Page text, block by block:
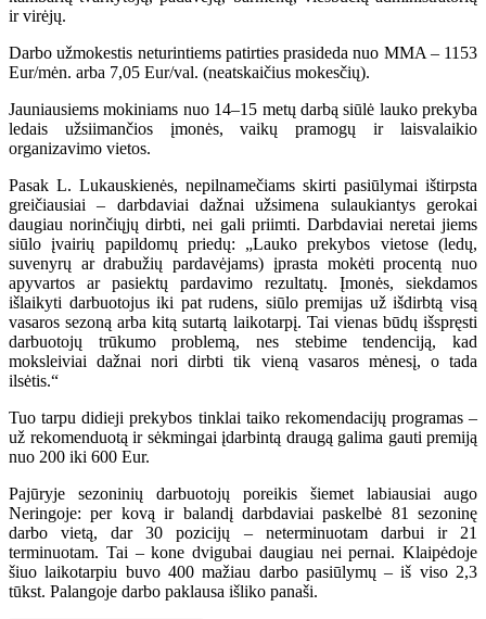
ir virėjų.
Darbo užmokestis neturintiems patirties prasideda nuo MMA – 1153
Eur/mėn. arba 7,05 Eur/val. (neatskaičius mokesčių).
Jauniausiems mokiniams nuo 14–15 metų darbą siūlė lauko prekyba
ledais užsiimančios įmonės, vaikų pramogų ir laisvalaikio
organizavimo vietos.
Pasak L. Lukauskienės, nepilnamečiams skirti pasiūlymai ištirpsta
greičiausiai – darbdaviai dažnai užsimena sulaukiantys gerokai
daugiau norinčiųjų dirbti, nei gali priimti. Darbdaviai neretai jiems
siūlo įvairių papildomų priedų: „Lauko prekybos vietose (ledų,
suvenyrų ar drabužių pardavėjams) įprasta mokėti procentą nuo
apyvartos ar pasiektų pardavimo rezultatų. Įmonės, siekdamos
išlaikyti darbuotojus iki pat rudens, siūlo premijas už išdirbtą visą
vasaros sezoną arba kitą sutartą laikotarpį. Tai vienas būdų išspręsti
darbuotojų trūkumo problemą, nes stebime tendenciją, kad
moksleiviai dažnai nori dirbti tik vieną vasaros mėnesį, o tada
ilsėtis.“
Tuo tarpu didieji prekybos tinklai taiko rekomendacijų programas –
už rekomenduotą ir sėkmingai įdarbintą draugą galima gauti premiją
nuo 200 iki 600 Eur.
Pajūryje sezoninių darbuotojų poreikis šiemet labiausiai augo
Neringoje: per kovą ir balandį darbdaviai paskelbė 81 sezoninę
darbo vietą, dar 30 pozicijų – neterminuotam darbui ir 21
terminuotam. Tai – kone dvigubai daugiau nei pernai. Klaipėdoje
šiuo laikotarpiu buvo 400 mažiau darbo pasiūlymų – iš viso 2,3
tūkst. Palangoje darbo paklausa išliko panaši.